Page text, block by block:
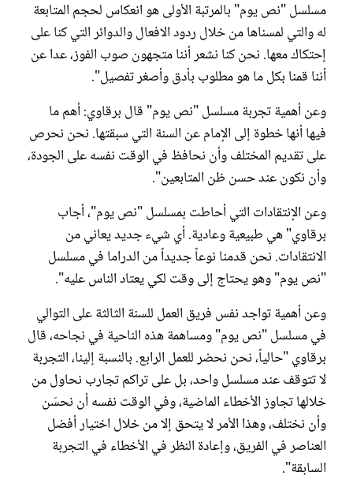
مسلسل "نص يوم" بالمرتبة الأولى هو انعكاس لحجم المتابعة
له والتي لمسناها من خلال ردود الافعال والدوائر التي كنا على
إحتكاك معها. نحن كنا نشعر أننا متجهون صوب الفوز، عدا عن
أننا قمنا بكل ما هو مطلوب بأدق وأصغر تفصيل".
وعن أهمية تجربة مسلسل "نص يوم" قال برقاوي: أهم ما
فيها أنها خطوة إلى الإمام عن السنة التي سبقتها. نحن نحرص
على تقديم المختلف وأن نحافظ في الوقت نفسه على الجودة،
وأن نكون عند حسن ظن المتابعين".
وعن الإنتقادات التي أحاطت بمسلسل "نص يوم"، أجاب
برقاوي" هي طبيعية وعادية. أي شيء جديد يعاني من
الانتقادات. نحن قدمنا نوعاً جديداً من الدراما في مسلسل
"نص يوم" وهو يحتاج إلى وقت لكي يعتاد الناس عليه".
وعن أهمية تواجد نفس فريق العمل للسنة الثالثة على التوالي
في مسلسل "نص يوم" ومساهمة هذه الناحية في نجاحه، قال
برقاوي "حالياً، نحن نحضر للعمل الرابع. بالنسبة إلينا، التجربة
لا تتوقف عند مسلسل واحد، بل على تراكم تجارب نحاول من
خلالها تجاوز الأخطاء الماضية، وفي الوقت نفسه أن نحسّن
وأن نختلف، وهذا الأمر لا يتحق إلا من خلال اختيار أفضل
العناصر في الفريق، وإعادة النظر في الأخطاء في التجربة
السابقة".